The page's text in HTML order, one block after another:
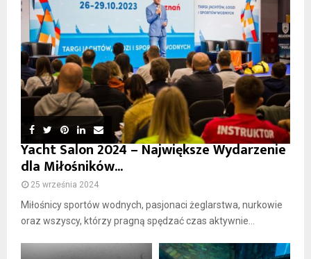
Yacht Salon 2024 – Największe Wydarzenie
dla Miłośników...
25 września 2024
Miłośnicy sportów wodnych, pasjonaci żeglarstwa, nurkowie
oraz wszyscy, którzy pragną spędzać czas aktywnie...